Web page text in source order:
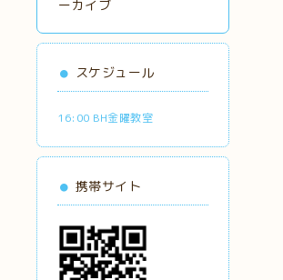
ーカイブ
スケジュール
16:00 BH金曜教室
携帯サイト